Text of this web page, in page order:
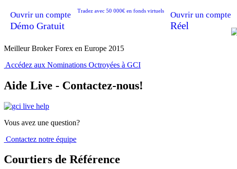
Ouvrir un compte
Démo Gratuit
Tradez avec 50 000€ en fonds virtuels Ouvrir un compte
Réel
Meilleur Broker Forex en Europe 2015
Accédez aux Nominations Octroyées à GCI
Aide Live - Contactez-nous!
Vous avez une question?
Contactez notre équipe
Courtiers de Référence